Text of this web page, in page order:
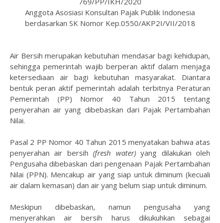
Anggota Asosiasi Konsultan Pajak Publik Indonesia
berdasarkan SK Nomor Kep.0550/AKP2I/VII/2018
Air Bersih merupakan kebutuhan mendasar bagi kehidupan,
sehingga pemerintah wajib berperan aktif dalam menjaga
ketersediaan air bagi kebutuhan masyarakat. Diantara
bentuk peran aktif pemerintah adalah terbitnya Peraturan
Pemerintah (PP) Nomor 40 Tahun 2015 tentang
penyerahan air yang dibebaskan dari Pajak Pertambahan
Nilai.
Pasal 2 PP Nomor 40 Tahun 2015 menyatakan bahwa atas
penyerahan air bersih(fresh water)yang dilakukan oleh
Pengusaha dibebaskan dari pengenaan Pajak Pertambahan
Nilai (PPN). Mencakup air yang siap untuk diminum (kecuali
air dalam kemasan) dan air yang belum siap untuk diminum.
Meskipun dibebaskan, namun pengusaha yang
menyerahkan air bersih harus dikukuhkan sebagai